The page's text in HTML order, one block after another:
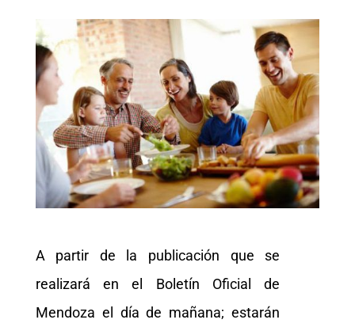
A partir de la publicación que se
realizará en el Boletín Oficial de
Mendoza el día de mañana; estarán